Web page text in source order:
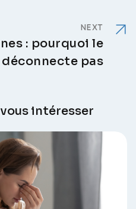
NEXT
: pourquoi le
pas
intéresser